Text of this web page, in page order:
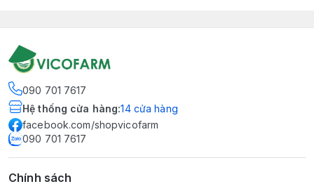
090 701 7617
Hệ thống cửa hàng:14 cửa hàng
facebook.com/shopvicofarm
090 701 7617
Chính sách